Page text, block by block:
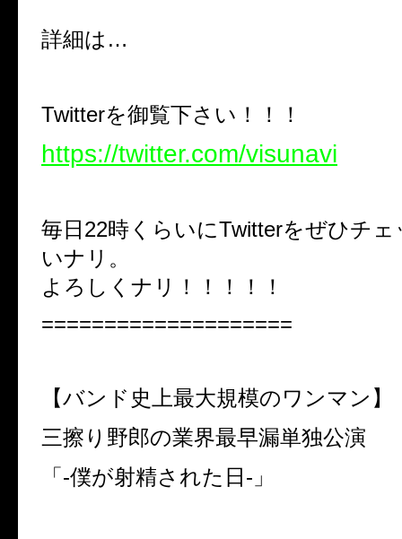
詳細は…
Twitterを御覧下さい！！！
https://twitter.com/visunavi
毎日22時くらいにTwitterをぜひチ
いナリ。
よろしくナリ！！！！！
====================
【バンド史上最大規模のワンマン】
三擦り野郎の業界最早漏単独公演
「-僕が射精された日-」